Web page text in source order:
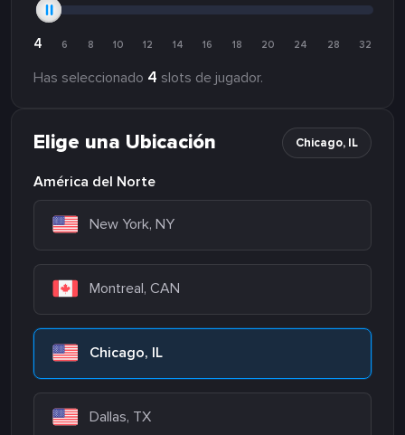
4 6 8 10 12 14 16 18 20 24 28 32
Has seleccionado 4 slots de jugador.
Elige una Ubicación Chicago, IL
América del Norte
New York, NY
Montreal, CAN
Chicago, IL
Dallas, TX